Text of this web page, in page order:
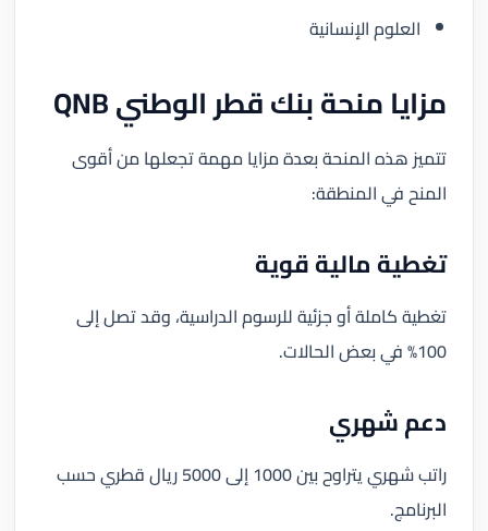
العلوم الإنسانية
مزايا منحة بنك قطر الوطني QNB
تتميز هذه المنحة بعدة مزايا مهمة تجعلها من أقوى
المنح في المنطقة:
تغطية مالية قوية
تغطية كاملة أو جزئية للرسوم الدراسية، وقد تصل إلى
100% في بعض الحالات.
دعم شهري
راتب شهري يتراوح بين 1000 إلى 5000 ريال قطري حسب
البرنامج.